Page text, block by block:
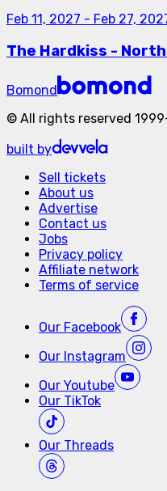
Feb 11, 2027 - Feb 27,
The Hardkiss -
Bomond
© All rights reserved
built by
Sell tickets
About us
Advertise
Contact us
Jobs
Privacy policy
Affiliate network
Terms of service
Our Facebook
Our Instagram
Our Youtube
Our TikTok
Our Threads